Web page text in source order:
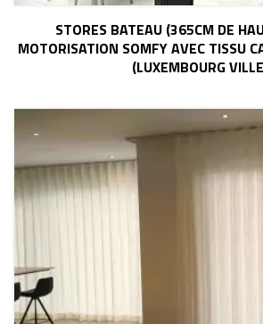
STORES BATEAU (365CM DE
MOTORISATION SOMFY AVEC TISSU
(LUXEMBOURG